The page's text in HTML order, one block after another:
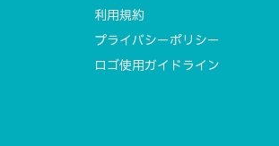
利用規約
プライバシーポリシー
ロゴ使用ガイドライン